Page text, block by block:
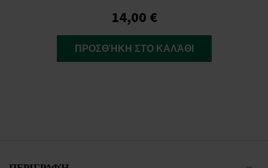
14,00 €
ΠΡΟΣΘΉΚΗ ΣΤΟ ΚΑΛΆΘΙ